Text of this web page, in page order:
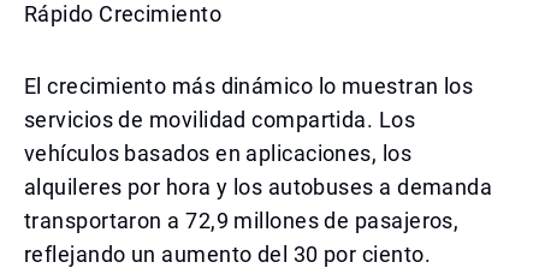
Rápido Crecimiento
El crecimiento más dinámico lo muestran los
servicios de movilidad compartida. Los
vehículos basados en aplicaciones, los
alquileres por hora y los autobuses a demanda
transportaron a 72,9 millones de pasajeros,
reflejando un aumento del 30 por ciento.